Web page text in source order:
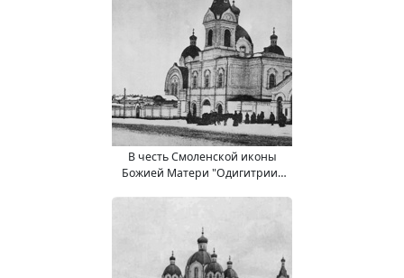
В честь Смоленской иконы
Божией Матери "Одигитрии"